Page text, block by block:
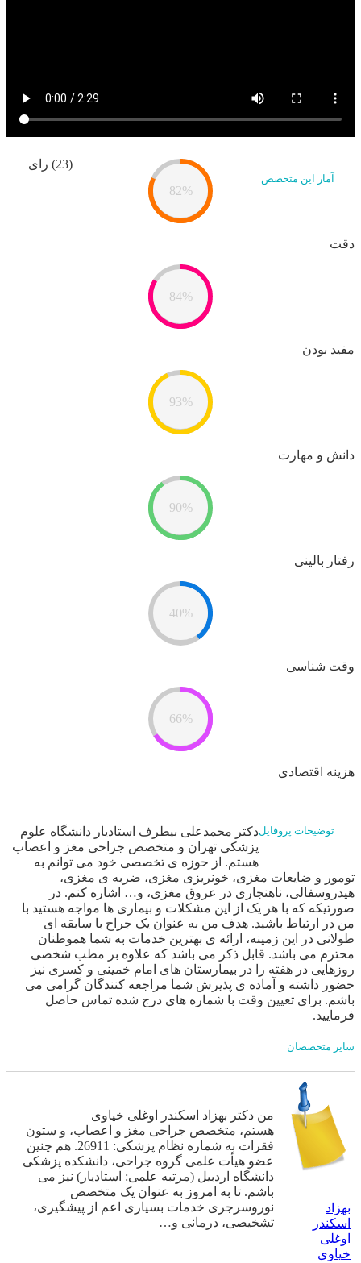
آمار این متخصص
(23) رای
82%
دقت
84%
مفید بودن
93%
دانش و مهارت
90%
رفتار بالینی
40%
وقت شناسی
66%
هزینه اقتصادی
توضیحات پروفایلدکتر محمدعلی بیطرف استادیار دانشگاه علوم
پزشکی تهران و متخصص جراحی مغز و اعصاب
هستم. از حوزه ی تخصصی خود می توانم به
تومور و ضایعات مغزی، خونریزی مغزی، ضربه ی مغزی،
هیدروسفالی، ناهنجاری در عروق مغزی، و… اشاره کنم. در
صورتیکه که با هر یک از این مشکلات و بیماری ها مواجه هستید با
من در ارتباط باشید. هدف من به عنوان یک جراح با سابقه ای
طولانی در این زمینه، ارائه ی بهترین خدمات به شما هموطنان
محترم می باشد. قابل ذکر می باشد که علاوه بر مطب شخصی
روزهایی در هفته را در بیمارستان های امام خمینی و کسری نیز
حضور داشته و آماده ی پذیرش شما مراجعه کنندگان گرامی می
باشم. برای تعیین وقت با شماره های درج شده تماس حاصل
فرمایید.
سایر متخصصان
بهزاد
اسکندر
اوغلی
خیاوی
من دکتر بهزاد اسکندر اوغلی خیاوی
هستم، متخصص جراحی مغز و اعصاب، و ستون
فقرات به شماره نظام پزشکی: 26911. هم چنین
عضو هیأت علمی گروه جراحی، دانشکده پزشکی
دانشگاه اردبیل (مرتبه علمی: استادیار) نیز می
باشم. تا به امروز به عنوان یک متخصص
نوروسرجری خدمات بسیاری اعم از پیشگیری،
تشخیصی، درمانی و…